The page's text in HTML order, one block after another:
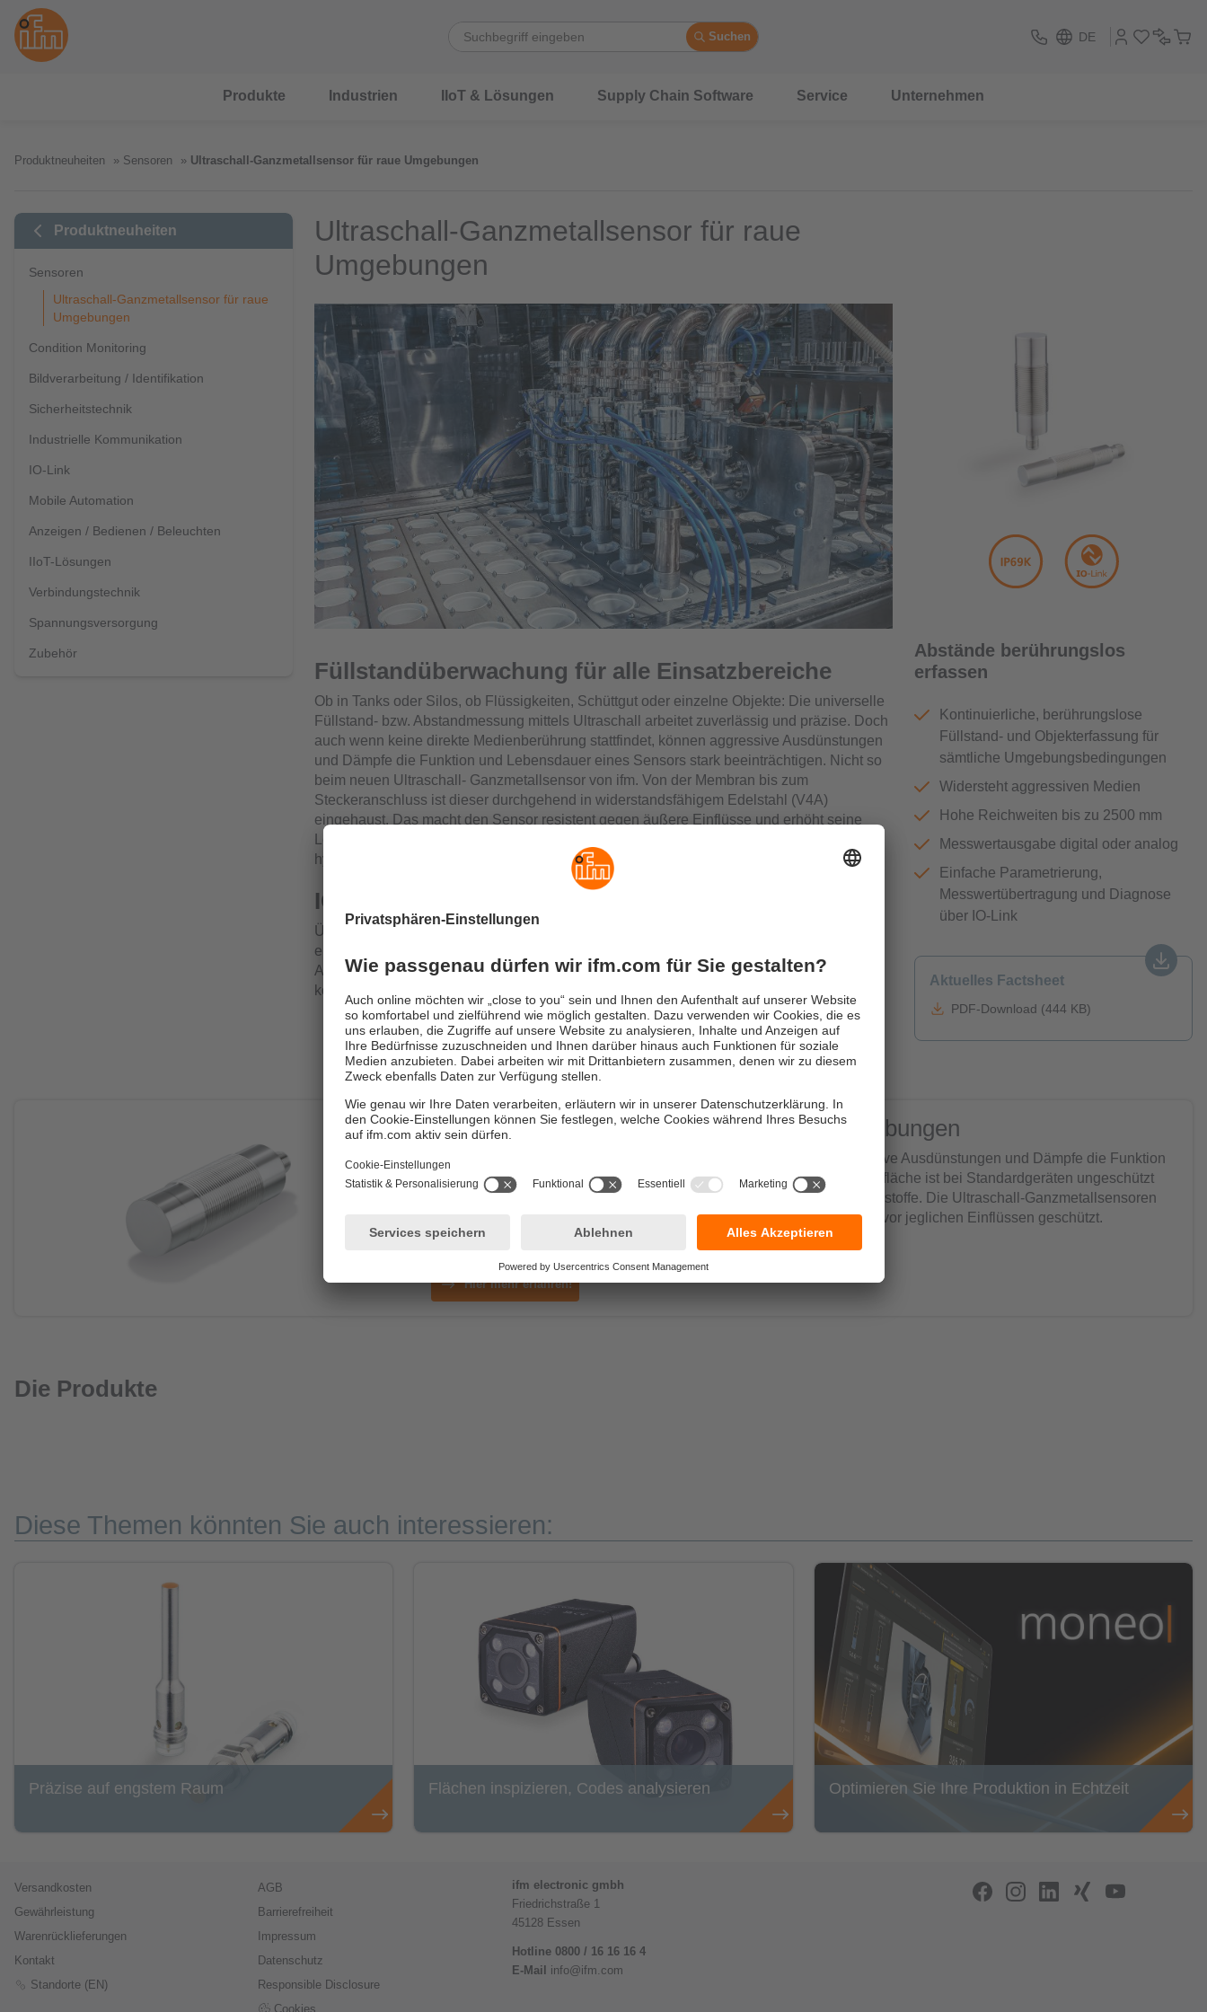
Suchen DE
Produkte Industrien IIoT & Lösungen Supply Chain Software Service Unternehmen
Produktneuheiten Sensoren Ultraschall-Ganzmetallsensor für raue Umgebungen
Produktneuheiten
Sensoren
Ultraschall-Ganzmetallsensor für raue
Umgebungen
Condition Monitoring
Bildverarbeitung / Identifikation
Sicherheitstechnik
Industrielle Kommunikation
IO-Link
Mobile Automation
Anzeigen / Bedienen / Beleuchten
IIoT-Lösungen
Verbindungstechnik
Spannungsversorgung
Zubehör
Ultraschall-Ganzmetallsensor für raue
Umgebungen
Füllstandüberwachung für alle Einsatzbereiche
Ob in Tanks oder Silos, ob Flüssigkeiten, Schüttgut oder einzelne Objekte: Die universelle
Füllstand- bzw. Abstandmessung mittels Ultraschall arbeitet zuverlässig und präzise. Doch
auch wenn keine direkte Medienberührung stattfindet, können aggressive Ausdünstungen
und Dämpfe die Funktion und Lebensdauer eines Sensors stark beeinträchtigen. Nicht so
beim neuen Ultraschall- Ganzmetallsensor von ifm. Von der Membran bis zum
Steckeranschluss ist dieser durchgehend in widerstandsfähigem Edelstahl (V4A)
eingehaust. Das macht den Sensor resistent gegen äußere Einflüsse und erhöht seine
hygienischen Anwendungen.
IO-Link inklusive
Über IO-Link können der Abstandswert auch digital übertragen oder die Reichweite
eingestellt werden. Dank der Rückmeldung über die Echo-Qualität lassen sich die
Ausrichtung des Sensors beim Einbau optimieren und die Funktionssicherheit
kontinuierlich überwachen.
Abstände berührungslos
erfassen
Kontinuierliche, berührungslose
Füllstand- und Objekterfassung für
sämtliche Umgebungsbedingungen
Widersteht aggressiven Medien
Hohe Reichweiten bis zu 2500 mm
Messwertausgabe digital oder analog
Einfache Parametrierung,
Messwertübertragung und Diagnose
über IO-Link
Aktuelles Factsheet
PDF-Download (444 KB)
Ganzmetallsensoren – robust für raue Umgebungen
Auch wenn keine direkte Medienberührung stattfindet, können aggressive Ausdünstungen und Dämpfe die Funktion
und Lebensdauer eines Sensors stark beeinträchtigen. Die Sensoroberfläche ist bei Standardgeräten ungeschützt
und daher anfällig für Medien wie Reinigungsmittel, Kühl- oder Schmierstoffe. Die Ultraschall-Ganzmetallsensoren
bestehen hingegen aus einem Edelstahlgehäuse und werden dadurch vor jeglichen Einflüssen geschützt.
Hier mehr erfahren!
Die Produkte
Diese Themen könnten Sie auch interessieren:
Präzise auf engstem Raum Flächen inspizieren, Codes analysieren Optimieren Sie Ihre Produktion in Echtzeit
Versandkosten
Gewährleistung
Warenrücklieferungen
Kontakt
Standorte (EN)
AGB
Barrierefreiheit
Impressum
Datenschutz
Responsible Disclosure
Cookies
ifm electronic gmbh
Friedrichstraße 1
45128 Essen
Hotline 0800 / 16 16 16 4
E-Mail info@ifm.com